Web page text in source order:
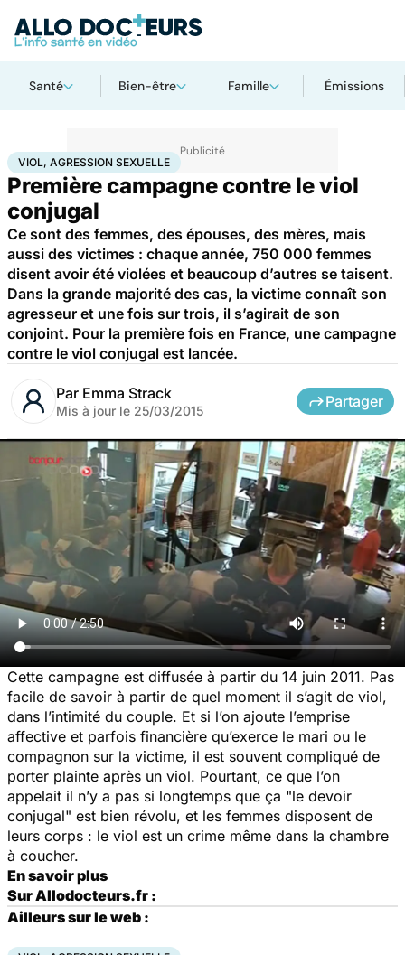
Santé Bien-être Famille Émissions
AccueilSantéViol, agression sexuelle
VIOL, AGRESSION SEXUELLE
Première campagne contre le viol
conjugal
Ce sont des femmes, des épouses, des mères, mais
aussi des victimes : chaque année, 750 000 femmes
disent avoir été violées et beaucoup d’autres se taisent.
Dans la grande majorité des cas, la victime connaît son
agresseur et une fois sur trois, il s’agirait de son
conjoint. Pour la première fois en France, une campagne
contre le viol conjugal est lancée.
Par Emma Strack
Mis à jour le 25/03/2015
Partager
Cette campagne est diffusée à partir du 14 juin 2011. Pas
facile de savoir à partir de quel moment il s’agit de viol,
dans l’intimité du couple. Et si l’on ajoute l’emprise
affective et parfois financière qu’exerce le mari ou le
compagnon sur la victime, il est souvent compliqué de
porter plainte après un viol. Pourtant, ce que l’on
appelait il n’y a pas si longtemps que ça "le devoir
conjugal" est bien révolu, et les femmes disposent de
leurs corps : le viol est un crime même dans la chambre
à coucher.
En savoir plus
Sur Allodocteurs.fr :
Ailleurs sur le web :